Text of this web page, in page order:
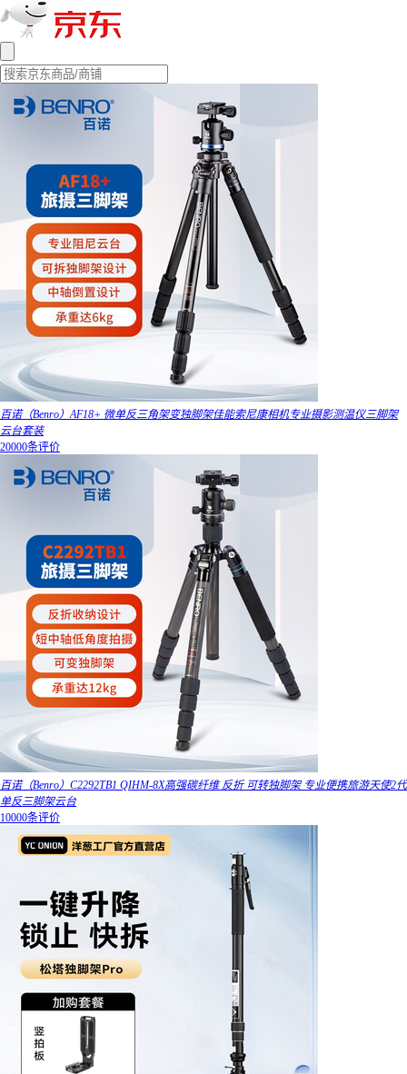
百诺（Benro）AF18+ 微单反三角架变独脚架佳能索尼康相机专业摄影测温仪三脚架
云台套装
20000条评价
百诺（Benro）C2292TB1 QIHM-8X高强碳纤维 反折 可转独脚架 专业便携旅游天使2代
单反三脚架云台
10000条评价